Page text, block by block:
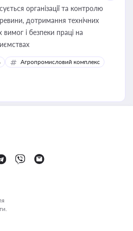
організації та контролю
дотримання технічних
вимог і безпеки праці на
Агропромисловий комплекс